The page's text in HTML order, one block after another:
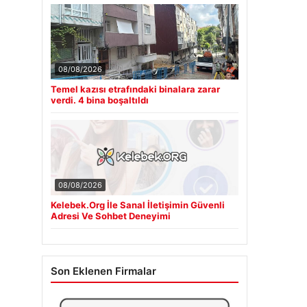
08/08/2026
Temel kazısı etrafındaki binalara zarar
verdi. 4 bina boşaltıldı
08/08/2026
Kelebek.Org İle Sanal İletişimin Güvenli
Adresi Ve Sohbet Deneyimi
Son Eklenen Firmalar